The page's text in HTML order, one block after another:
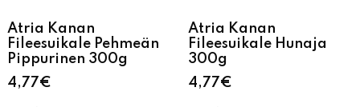
Atria Kanan
Fileesuikale Pehmeän
Pippurinen 300g
4,77€
Atria Kanan
Fileesuikale Hunaja
300g
4,77€